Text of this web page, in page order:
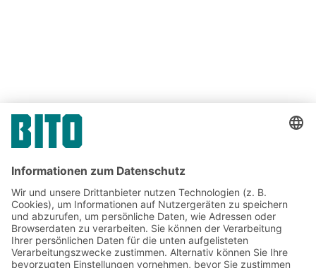
TEILEN
Jetzt beim BITO Newsletter
anmelden: